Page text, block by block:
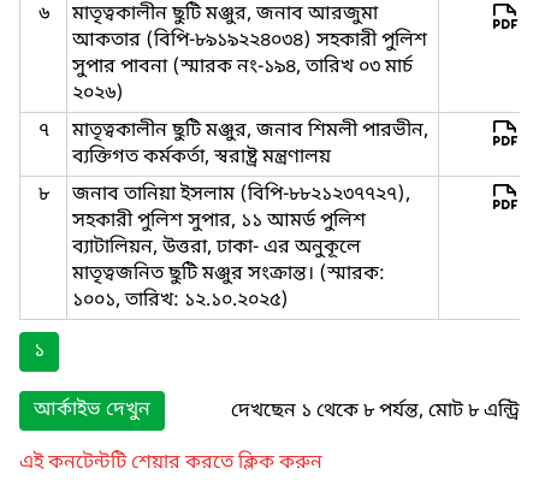
৬
মাতৃত্বকালীন ছুটি মঞ্জুর, জনাব আরজুমা
আকতার (বিপি-৮৯১৯২২৪০৩৪) সহকারী পুলিশ
সুপার পাবনা (স্মারক নং-১৯৪, তারিখ ০৩ মার্চ
২০২৬)
৭
মাতৃত্বকালীন ছুটি মঞ্জুর, জনাব শিমলী পারভীন,
ব্যক্তিগত কর্মকর্তা, স্বরাষ্ট্র মন্ত্রণালয়
৮
জনাব তানিয়া ইসলাম (বিপি-৮৮২১২৩৭৭২৭),
সহকারী পুলিশ সুপার, ১১ আমর্ড পুলিশ
ব্যাটালিয়ন, উত্তরা, ঢাকা- এর অনুকূলে
মাতৃত্বজনিত ছুটি মঞ্জুর সংক্রান্ত। (স্মারক:
১০০১, তারিখ: ১২.১০.২০২৫)
১
আর্কাইভ দেখুন
দেখছেন ১ থেকে ৮ পর্যন্ত, মোট ৮ এন্ট্রি
এই কনটেন্টটি শেয়ার করতে ক্লিক করুন